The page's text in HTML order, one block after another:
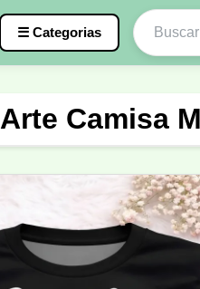
☰ Categorias
Agro
Nail Designer
Arte Camisa